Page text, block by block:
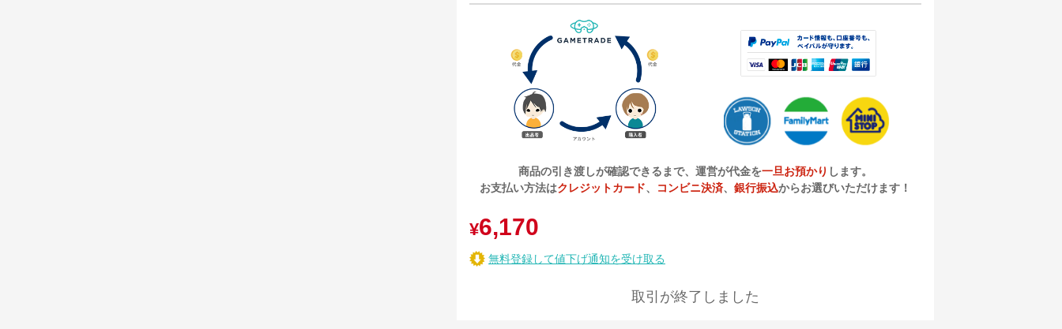
商品の引き渡しが確認できるまで、運営が代金を一旦お預かり します。
お支払い方法はクレジットカード、 コンビニ決済、 銀行振込からお選びいただけます！
¥6,170
無料登録して値下げ通知を受け取る
取引が終了しました